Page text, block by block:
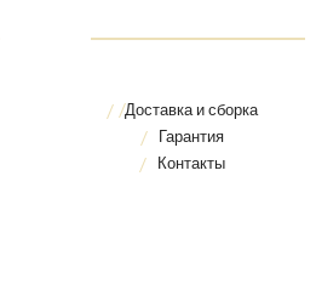
Доставка и сборка
Гарантия
Контакты